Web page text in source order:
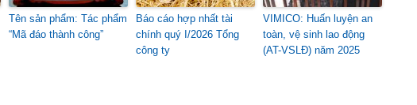
Tên sản phẩm: Tác phẩm
“Mã đáo thành công”
Báo cáo hợp nhất tài
chính quý I/2026 Tổng
công ty
VIMICO: Huấn luyện an
toàn, vệ sinh lao động
(AT-VSLĐ) năm 2025